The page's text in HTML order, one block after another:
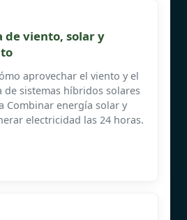
de viento, solar y
aprovechar el viento y el
de sistemas híbridos solares
Combinar energía solar y
electricidad las 24 horas.